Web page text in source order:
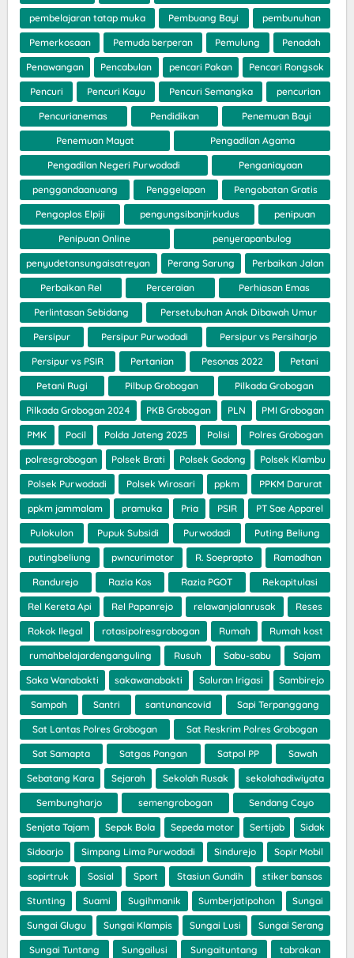
pembelajaran tatap muka Pembuang Bayi pembunuhan
Pemerkosaan Pemuda berperan Pemulung Penadah
Penawangan Pencabulan pencari Pakan Pencari Rongsok
Pencuri Pencuri Kayu Pencuri Semangka pencurian
Pencurianemas Pendidikan Penemuan Bayi
Penemuan Mayat Pengadilan Agama
Pengadilan Negeri Purwodadi Penganiayaan
penggandaanuang Penggelapan Pengobatan Gratis
Pengoplos Elpiji pengungsibanjirkudus penipuan
Penipuan Online penyerapanbulog
penyudetansungaisatreyan Perang Sarung Perbaikan Jalan
Perbaikan Rel Perceraian Perhiasan Emas
Perlintasan Sebidang Persetubuhan Anak Dibawah Umur
Persipur Persipur Purwodadi Persipur vs Persiharjo
Persipur vs PSIR Pertanian Pesonas 2022 Petani
Petani Rugi Pilbup Grobogan Pilkada Grobogan
Pilkada Grobogan 2024 PKB Grobogan PLN PMI Grobogan
PMK Pocil Polda Jateng 2025 Polisi Polres Grobogan
polresgrobogan Polsek Brati Polsek Godong Polsek Klambu
Polsek Purwodadi Polsek Wirosari ppkm PPKM Darurat
ppkm jammalam pramuka Pria PSIR PT Sae Apparel
Pulokulon Pupuk Subsidi Purwodadi Puting Beliung
putingbeliung pwncurimotor R. Soeprapto Ramadhan
Randurejo Razia Kos Razia PGOT Rekapitulasi
Rel Kereta Api Rel Papanrejo relawanjalanrusak Reses
Rokok Ilegal rotasipolresgrobogan Rumah Rumah kost
rumahbelajardenganguling Rusuh Sabu-sabu Sajam
Saka Wanabakti sakawanabakti Saluran Irigasi Sambirejo
Sampah Santri santunancovid Sapi Terpanggang
Sat Lantas Polres Grobogan Sat Reskrim Polres Grobogan
Sat Samapta Satgas Pangan Satpol PP Sawah
Sebatang Kara Sejarah Sekolah Rusak sekolahadiwiyata
Sembungharjo semengrobogan Sendang Coyo
Senjata Tajam Sepak Bola Sepeda motor Sertijab Sidak
Sidoarjo Simpang Lima Purwodadi Sindurejo Sopir Mobil
sopirtruk Sosial Sport Stasiun Gundih stiker bansos
Stunting Suami Sugihmanik Sumberjatipohon Sungai
Sungai Glugu Sungai Klampis Sungai Lusi Sungai Serang
Sungai Tuntang Sungailusi Sungaituntang tabrakan